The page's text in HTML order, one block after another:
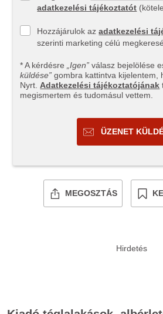
adatkezelési tájékoztatót
Hozzájárulok azadatkezelési
szerinti marketing célú
* A kérdésre „Igen” válasz bejelölése
küldése” gombra kattintva kijelentem,
Nyrt. Adatkezelési tájékoztatójának
megismertem és tudomásul vettem.
ÜZENET
MEGOSZTÁS